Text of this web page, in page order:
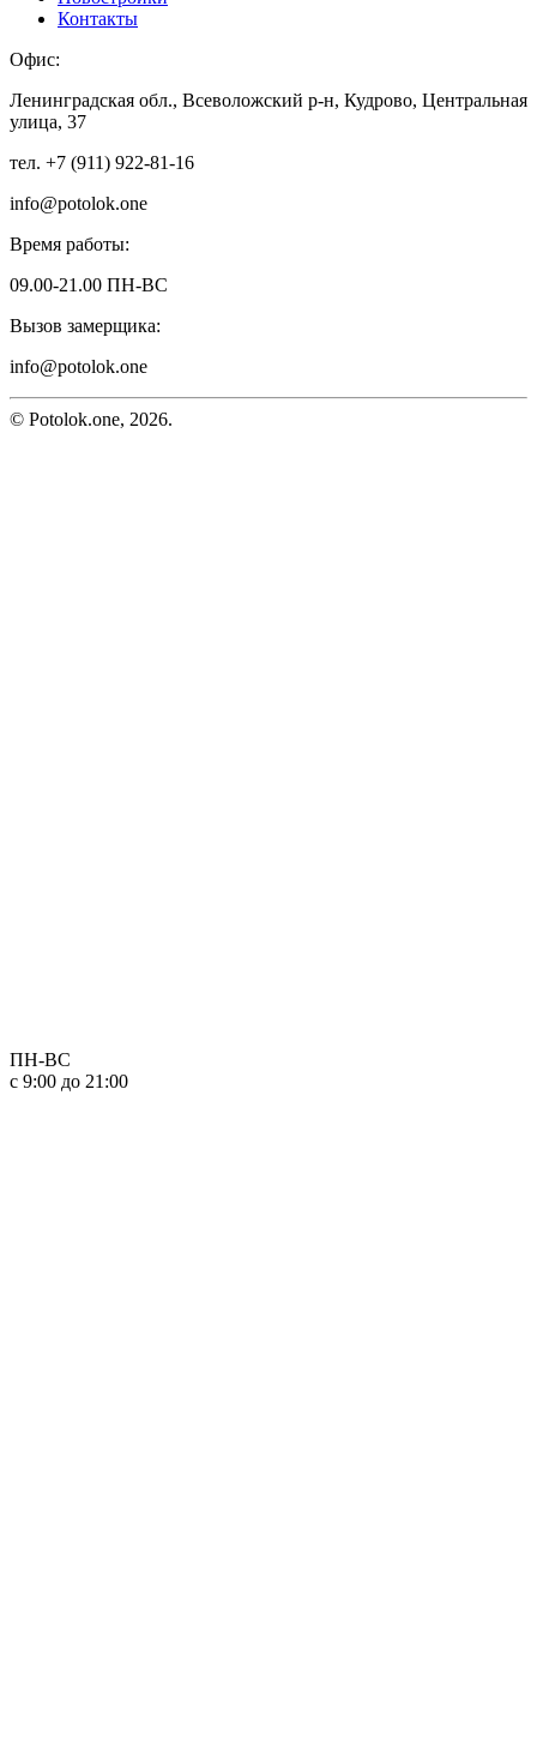
Контакты
Офис:
Ленинградская обл., Всеволожский р-н, Кудрово, Центральная
улица, 37
тел. +7 (911) 922-81-16
info@potolok.one
Время работы:
09.00-21.00 ПН-ВС
Вызов замерщика:
info@potolok.one
© Potolok.one, 2026.
ПН-ВС
с 9:00 до 21:00